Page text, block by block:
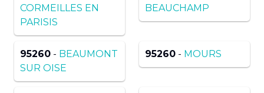
CORMEILLES EN
PARISIS
BEAUCHAMP
95260 - BEAUMONT
SUR OISE
95260 - MOURS